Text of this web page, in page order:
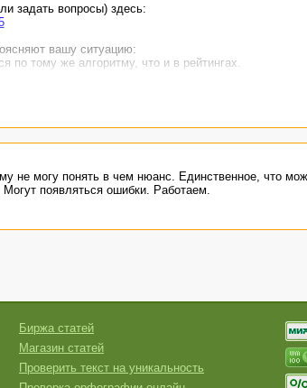
задать вопросы) здесь:
вашу ситуацию:
тому же алгоритму, что и в рейтингах.
- данных в профилях будет больше.
Могут появляться ошибки. Работаем.
не могу понять в чем нюанс. Единственное, что
появляться ошибки. Работаем.
Биржа статей
Магазин статей
Проверить текст на уникальность